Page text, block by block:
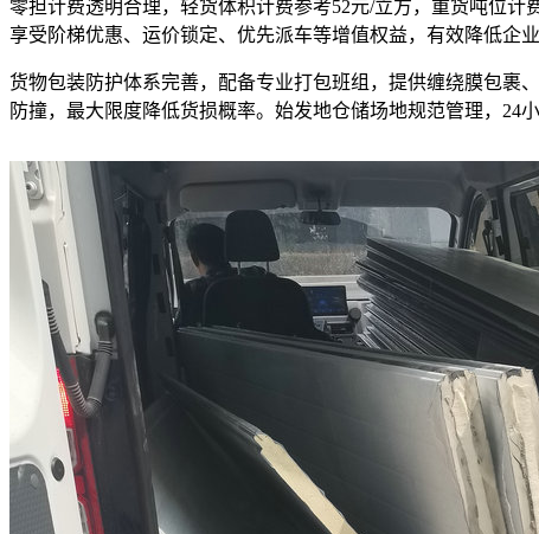
零担计费透明合理，轻货体积计费参考52元/立方，重货吨位
享受阶梯优惠、运价锁定、优先派车等增值权益，有效降低企业
货物包装防护体系完善，配备专业打包班组，提供缠绕膜包裹
防撞，最大限度降低货损概率。始发地仓储场地规范管理，24